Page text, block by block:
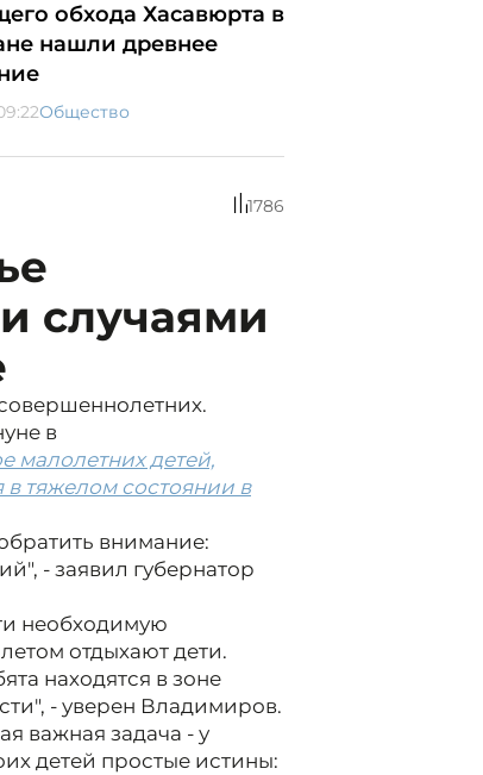
обхода Хасавюрта в
нашли древнее
Общество
1786
случаями
в
малолетних детей,
в тяжелом состоянии в
внимание:
- заявил губернатор
необходимую
отдыхают дети.
находятся в зоне
- уверен Владимиров.
важная задача - у
детей простые истины: